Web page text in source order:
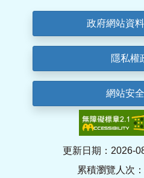
政府網站資
隱私權
網站安
更新日期：2026-
累積瀏覽人次